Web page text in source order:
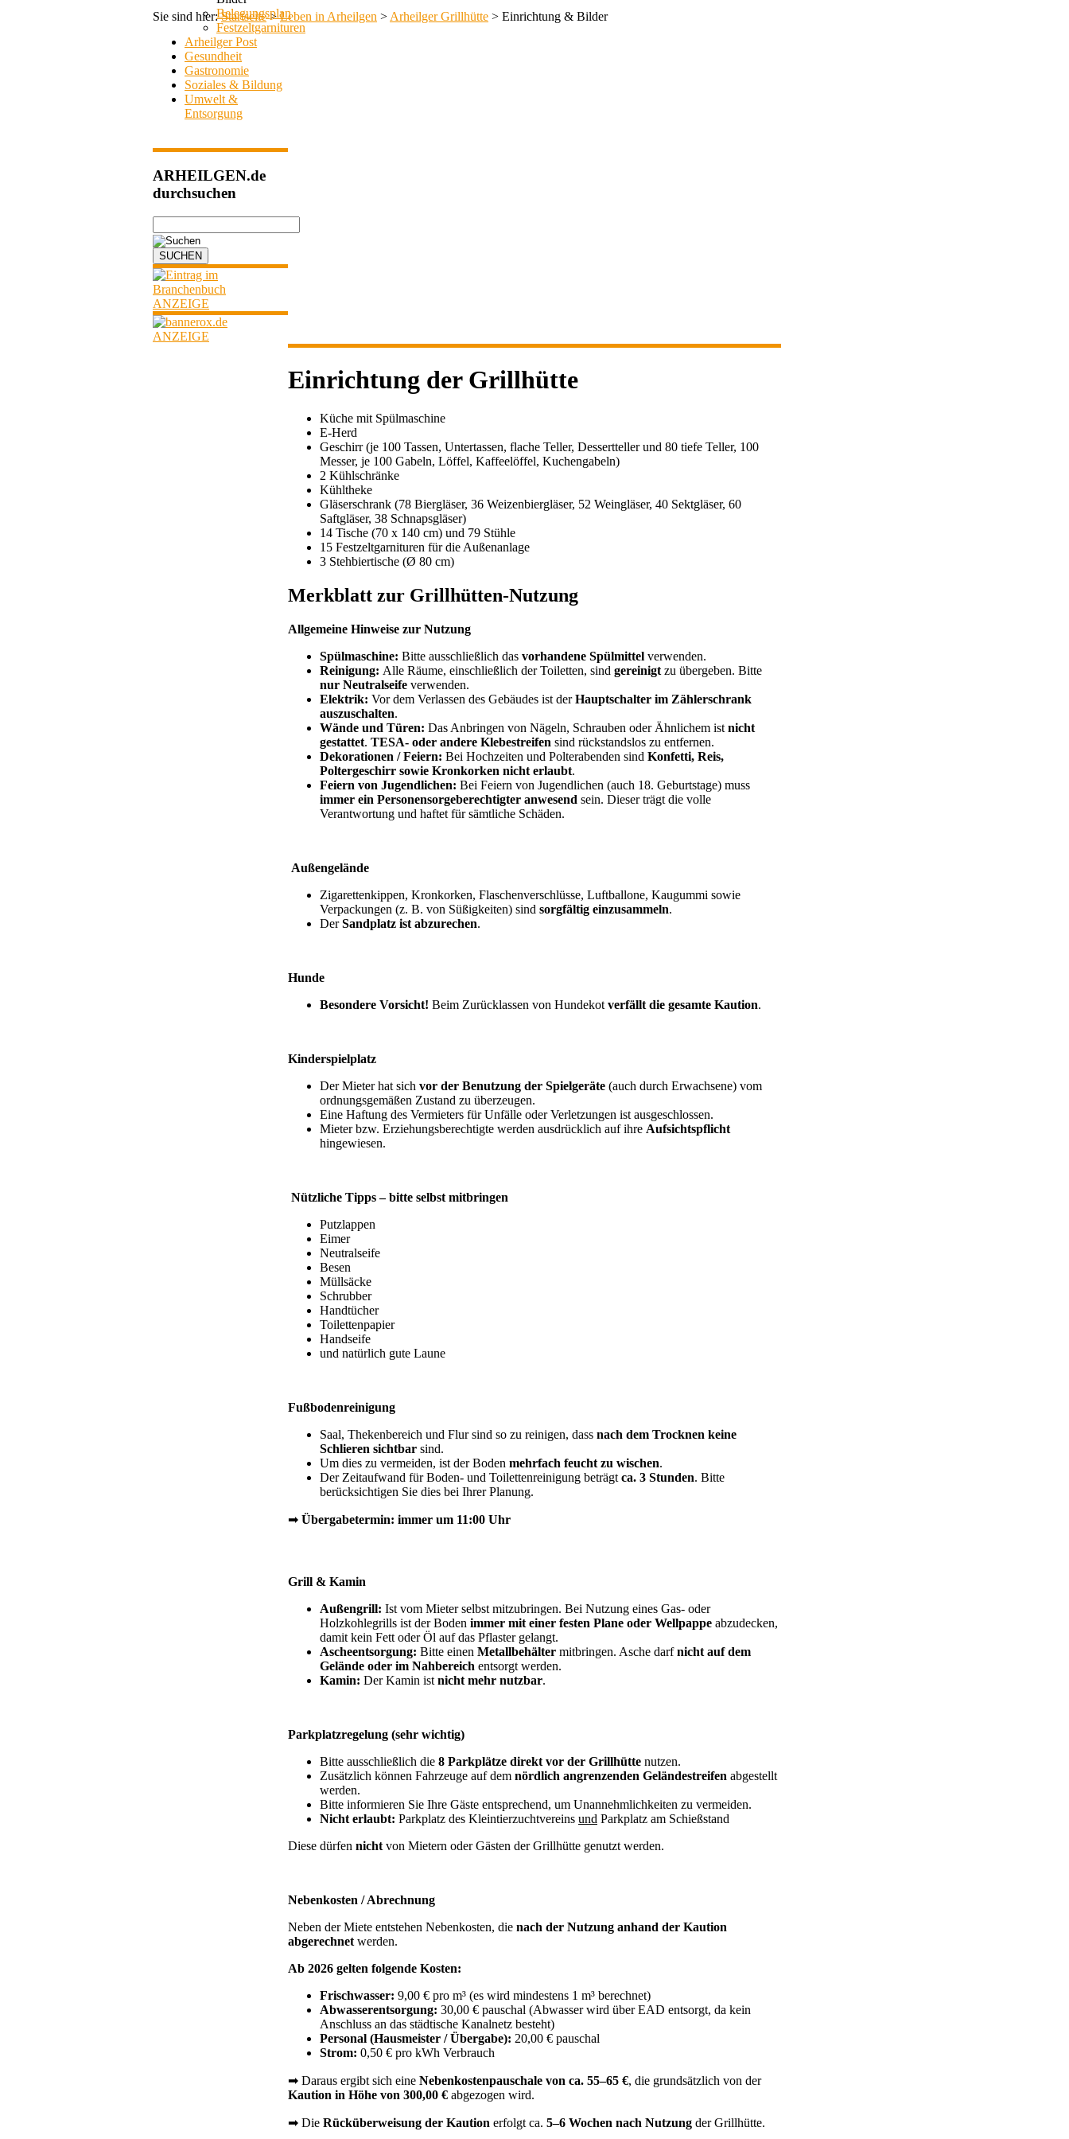
Sie sind hier:Startseite>Leben in Arheilgen > Arheilger Grillhütte > Einrichtung & Bilder
Belegungsplan
Festzeltgarnituren
Arheilger Post
Gesundheit
Gastronomie
Soziales & Bildung
Umwelt &
Entsorgung
ARHEILGEN.de
durchsuchen
ANZEIGE
ANZEIGE
Einrichtung der Grillhütte
Küche mit Spülmaschine
E-Herd
Geschirr (je 100 Tassen, Untertassen, flache Teller, Dessertteller und 80 tiefe Teller, 100
Messer, je 100 Gabeln, Löffel, Kaffeelöffel, Kuchengabeln)
2 Kühlschränke
Kühltheke
Gläserschrank (78 Biergläser, 36 Weizenbiergläser, 52 Weingläser, 40 Sektgläser, 60
Saftgläser, 38 Schnapsgläser)
14 Tische (70 x 140 cm) und 79 Stühle
15 Festzeltgarnituren für die Außenanlage
3 Stehbiertische (Ø 80 cm)
Merkblatt zur Grillhütten-Nutzung
Allgemeine Hinweise zur Nutzung
Spülmaschine: Bitte ausschließlich das vorhandene Spülmittel verwenden.
Reinigung: Alle Räume, einschließlich der Toiletten, sind gereinigt zu übergeben. Bitte
nur Neutralseife verwenden.
Elektrik: Vor dem Verlassen des Gebäudes ist derHauptschalter im Zählerschrank
auszuschalten.
Wände und Türen: Das Anbringen von Nägeln, Schrauben oder Ähnlichem ist nicht
gestattet. TESA- oder andere Klebestreifen sind rückstandslos zu entfernen.
Dekorationen / Feiern: Bei Hochzeiten und Polterabenden sind Konfetti, Reis,
Poltergeschirr sowie Kronkorken nicht erlaubt.
Feiern von Jugendlichen: Bei Feiern von Jugendlichen (auch 18. Geburtstage) muss
immer ein Personensorgeberechtigter anwesend sein. Dieser trägt die volle
Verantwortung und haftet für sämtliche Schäden.
Außengelände
Zigarettenkippen, Kronkorken, Flaschenverschlüsse, Luftballone, Kaugummi sowie
Verpackungen (z. B. von Süßigkeiten) sind sorgfältig einzusammeln.
DerSandplatz ist abzurechen.
Hunde
Besondere Vorsicht! Beim Zurücklassen von Hundekot verfällt die gesamte Kaution.
Kinderspielplatz
Der Mieter hat sich vor der Benutzung der Spielgeräte (auch durch Erwachsene) vom
ordnungsgemäßen Zustand zu überzeugen.
Eine Haftung des Vermieters für Unfälle oder Verletzungen ist ausgeschlossen.
Mieter bzw. Erziehungsberechtigte werden ausdrücklich auf ihre Aufsichtspflicht
hingewiesen.
Nützliche Tipps – bitte selbst mitbringen
Putzlappen
Eimer
Neutralseife
Besen
Müllsäcke
Schrubber
Handtücher
Toilettenpapier
Handseife
und natürlich gute Laune
Fußbodenreinigung
Saal, Thekenbereich und Flur sind so zu reinigen, dass nach dem Trocknen keine
Schlieren sichtbar sind.
Um dies zu vermeiden, ist der Boden mehrfach feucht zu wischen.
Der Zeitaufwand für Boden- und Toilettenreinigung beträgt ca. 3 Stunden. Bitte
berücksichtigen Sie dies bei Ihrer Planung.
➡ Übergabetermin: immer um 11:00 Uhr
Grill & Kamin
Außengrill: Ist vom Mieter selbst mitzubringen. Bei Nutzung eines Gas- oder
Holzkohlegrills ist der Boden immer mit einer festen Plane oder Wellpappe abzudecken,
damit kein Fett oder Öl auf das Pflaster gelangt.
Ascheentsorgung: Bitte einen Metallbehälter mitbringen. Asche darfnicht auf dem
Gelände oder im Nahbereich entsorgt werden.
Kamin: Der Kamin ist nicht mehr nutzbar.
Parkplatzregelung (sehr wichtig)
Bitte ausschließlich die 8 Parkplätze direkt vor der Grillhütte nutzen.
Zusätzlich können Fahrzeuge auf dem nördlich angrenzenden Geländestreifen abgestellt
werden.
Bitte informieren Sie Ihre Gäste entsprechend, um Unannehmlichkeiten zu vermeiden.
Nicht erlaubt: Parkplatz des Kleintierzuchtvereins und Parkplatz am Schießstand
Diese dürfen nicht von Mietern oder Gästen der Grillhütte genutzt werden.
Nebenkosten / Abrechnung
Neben der Miete entstehen Nebenkosten, die nach der Nutzung anhand der Kaution
abgerechnet werden.
Ab 2026 gelten folgende Kosten:
Frischwasser: 9,00 € pro m³ (es wird mindestens 1 m³ berechnet)
Abwasserentsorgung: 30,00 € pauschal (Abwasser wird über EAD entsorgt, da kein
Anschluss an das städtische Kanalnetz besteht)
Personal (Hausmeister / Übergabe): 20,00 € pauschal
Strom: 0,50 € pro kWh Verbrauch
➡ Daraus ergibt sich eine Nebenkostenpauschale von ca. 55–65 €, die grundsätzlich von der
Kaution in Höhe von 300,00 € abgezogen wird.
➡ Die Rücküberweisung der Kaution erfolgt ca. 5–6 Wochen nach Nutzung der Grillhütte.